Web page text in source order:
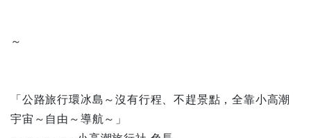
～
「公路旅行環冰島～沒有行程、不趕景點，全靠小高潮
宇宙～自由～導航～」